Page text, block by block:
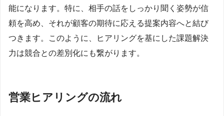
能になります。特に、相手の話をしっかり聞く姿勢が信
頼を高め、それが顧客の期待に応える提案内容へと結び
つきます。このように、ヒアリングを基にした課題解決
力は競合との差別化にも繋がります。
営業ヒアリングの流れ